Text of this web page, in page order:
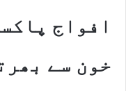
افواج
خون سے